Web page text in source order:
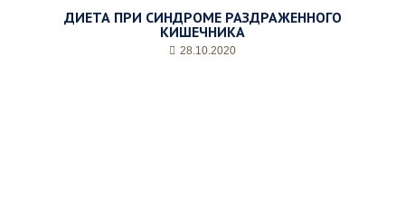
ДИЕТА ПРИ СИНДРОМЕ РАЗДРАЖЕННОГО
КИШЕЧНИКА
28.10.2020